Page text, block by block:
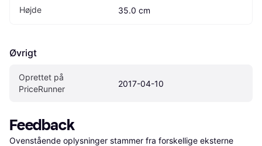
Højde 35.0 cm
Øvrigt
Oprettet på
PriceRunner
2017-04-10
Feedback
Ovenstående oplysninger stammer fra forskellige eksterne